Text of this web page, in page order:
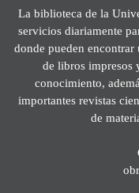
La biblioteca de la
servicios diariamente
donde pueden
de libros impresos
conocimiento,
importantes revistas
de